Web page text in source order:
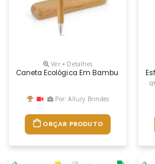
Ver + Detalhes
Caneta Ecológica Em Bambu
Por: Allury Brindes
ORÇAR PRODUTO